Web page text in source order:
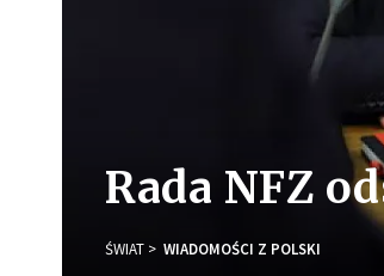
Rada NFZ
ŚWIAT WIADOMOŚCI Z POLSKI